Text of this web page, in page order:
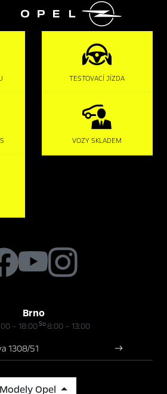

TESTOVACÍ JÍZDA
VOZY SKLADEM
Brno
– 18:00So8:00 – 13:00
1308/51
Modely Opel